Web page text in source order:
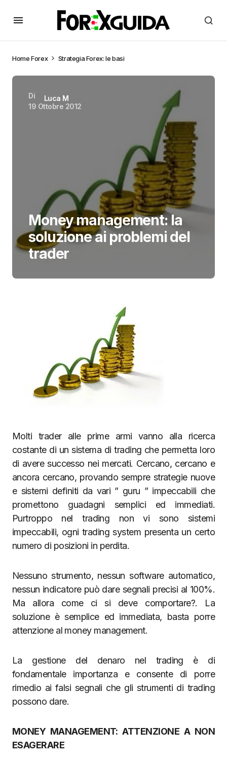
HomeForex Strategia Forex: le basi
Di
Luca M
19 Ottobre 2012
Money management: la
soluzione ai problemi del
trader
Molti trader alle prime armi vanno alla ricerca
costante di un sistema di trading che permetta loro
di avere successo nei mercati. Cercano, cercano e
ancora cercano, provando sempre strategie nuove
e sistemi definiti da vari ” guru ” impeccabili che
promettono guadagni semplici ed immediati.
Purtroppo nel trading non vi sono sistemi
impeccabili, ogni trading system presenta un certo
numero di posizioni in perdita.
Nessuno strumento, nessun software automatico,
nessun indicatore può dare segnali precisi al 100%.
Ma allora come ci si deve comportare?. La
soluzione è semplice ed immediata, basta porre
attenzione al money management.
La gestione del denaro nel trading è di
fondamentale importanza e consente di porre
rimedio ai falsi segnali che gli strumenti di trading
possono dare.
MONEY MANAGEMENT: ATTENZIONE A NON
ESAGERARE